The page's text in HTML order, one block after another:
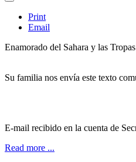
Print
Email
Enamorado del Sahara y las
Su familia nos envía este texto
E-mail recibido en la cuenta de
Read more ...